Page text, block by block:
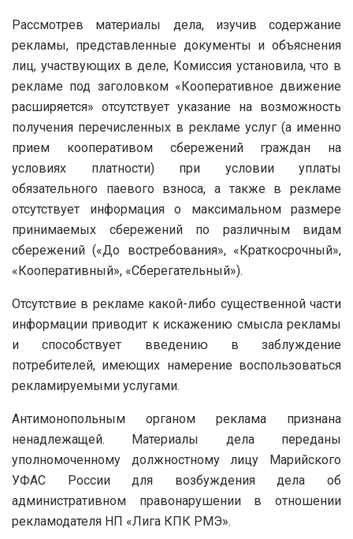
Рассмотрев материалы дела, изучив содержание
рекламы, представленные документы и объяснения
лиц, участвующих в деле, Комиссия установила, что в
рекламе под заголовком «Кооперативное движение
расширяется» отсутствует указание на возможность
получения перечисленных в рекламе услуг (а именно
прием кооперативом сбережений граждан на
условиях платности) при условии уплаты
обязательного паевого взноса, а также в рекламе
отсутствует информация о максимальном размере
принимаемых сбережений по различным видам
сбережений («До востребования», «Краткосрочный»,
«Кооперативный», «Сберегательный»).
Отсутствие в рекламе какой-либо существенной части
информации приводит к искажению смысла рекламы
и способствует введению в заблуждение
потребителей, имеющих намерение воспользоваться
рекламируемыми услугами.
Антимонопольным органом реклама признана
ненадлежащей. Материалы дела переданы
уполномоченному должностному лицу Марийского
УФАС России для возбуждения дела об
административном правонарушении в отношении
рекламодателя НП «Лига КПК РМЭ».